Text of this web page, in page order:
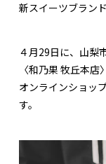
新スイーツブラン
４月29日に、山梨
〈和乃果 牧丘本店
オンラインショッ
す。